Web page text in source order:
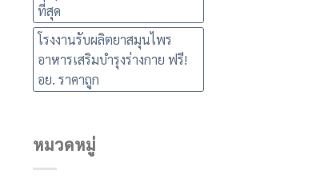
ที่สุด
โรงงานรับผลิตยาสมุนไพร
อาหารเสริมบำรุงร่างกาย ฟรี!
อย. ราคาถูก
หมวดหมู่